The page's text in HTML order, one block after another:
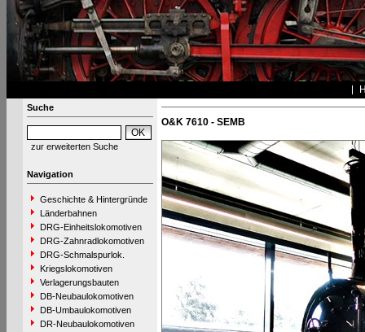
Suche
zur erweiterten Suche
Navigation
Geschichte & Hintergründe
Länderbahnen
DRG-Einheitslokomotiven
DRG-Zahnradlokomotiven
DRG-Schmalspurlok.
Kriegslokomotiven
Verlagerungsbauten
DB-Neubaulokomotiven
DB-Umbaulokomotiven
DR-Neubaulokomotiven
O&K 7610 - SEMB